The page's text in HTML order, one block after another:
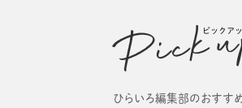
ひらいろ編集部のおすすめ